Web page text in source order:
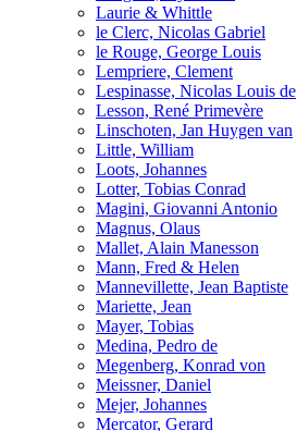
Laurie & Whittle
le Clerc, Nicolas Gabriel
le Rouge, George Louis
Lempriere, Clement
Lespinasse, Nicolas Louis de
Lesson, René Primevère
Linschoten, Jan Huygen van
Little, William
Loots, Johannes
Lotter, Tobias Conrad
Magini, Giovanni Antonio
Magnus, Olaus
Mallet, Alain Manesson
Mann, Fred & Helen
Mannevillette, Jean Baptiste
Mariette, Jean
Mayer, Tobias
Medina, Pedro de
Megenberg, Konrad von
Meissner, Daniel
Mejer, Johannes
Mercator, Gerard